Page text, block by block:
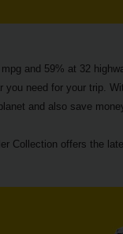
and 59% at 32
need for your trip.
and also save
Collection offers the